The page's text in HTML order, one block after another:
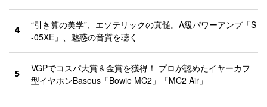
4
“引き算の美学”、エソテリックの真髄。A級パワーアンプ「S
-05XE」、魅惑の音質を聴く
5
VGPでコスパ大賞＆金賞を獲得！ プロが認めたイヤーカフ
型イヤホンBaseus「Bowie MC2」「MC2 Air」